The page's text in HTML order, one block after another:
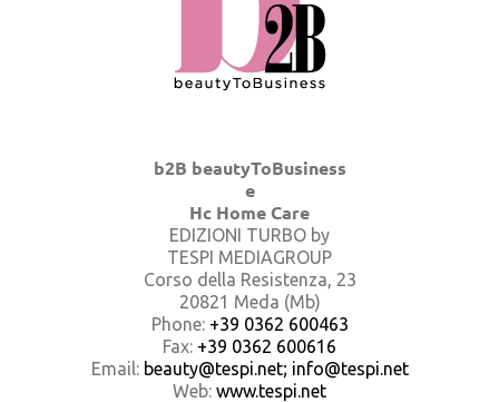
b2B beautyToBusiness
e
Hc Home Care
EDIZIONI TURBO by
TESPI MEDIAGROUP
Corso della Resistenza, 23
20821 Meda (Mb)
Phone: +39 0362 600463
Fax: +39 0362 600616
Email: beauty@tespi.net; info@tespi.net
Web: www.tespi.net